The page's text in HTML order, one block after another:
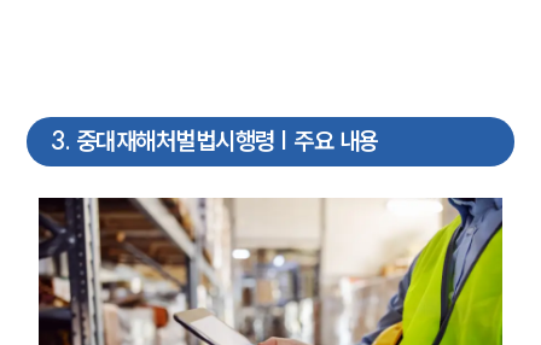
3. 중대재해처벌법시행령 | 주요 내용